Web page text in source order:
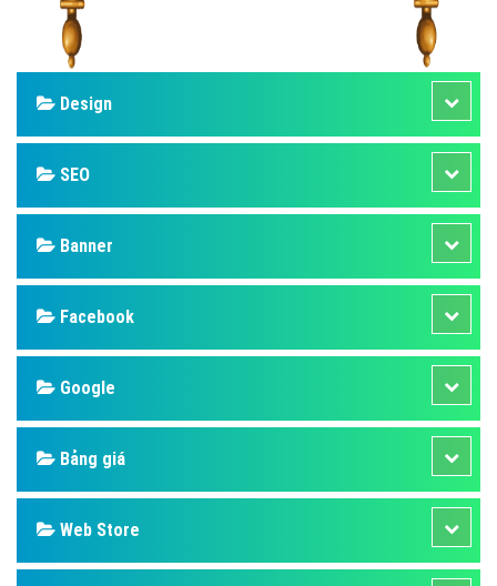
Design
SEO
Banner
Facebook
Google
Bảng giá
Web Store